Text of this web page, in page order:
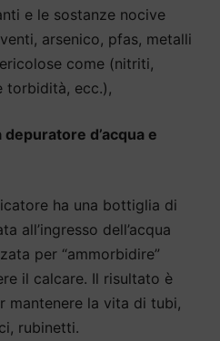
e le sostanze nocive
arsenico, pfas, metalli
come (nitriti,
torbidità, ecc.),
d’acqua e
ha una bottiglia di
all’ingresso dell’acqua
per “ammorbidire”
il calcare. Il risultato è
mantenere la vita di tubi,
rubinetti.